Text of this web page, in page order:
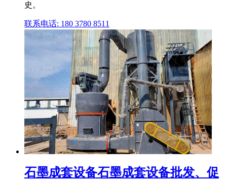
史。
联系电话: 180 3780 8511
石墨成套设备石墨成套设备批发、促